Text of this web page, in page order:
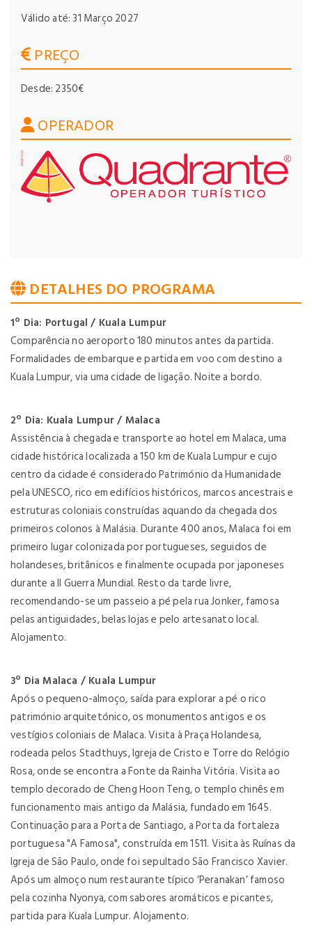
Válido até: 31 Março 2027
PREÇO
Desde: 2350€
OPERADOR
DETALHES DO PROGRAMA
1º Dia: Portugal / Kuala Lumpur
Comparência no aeroporto 180 minutos antes da partida.
Formalidades de embarque e partida em voo com destino a
Kuala Lumpur, via uma cidade de ligação. Noite a bordo.
2º Dia: Kuala Lumpur / Malaca
Assistência à chegada e transporte ao hotel em Malaca, uma
cidade histórica localizada a 150 km de Kuala Lumpur e cujo
centro da cidade é considerado Património da Humanidade
pela UNESCO, rico em edifícios históricos, marcos ancestrais e
estruturas coloniais construídas aquando da chegada dos
primeiros colonos à Malásia. Durante 400 anos, Malaca foi em
primeiro lugar colonizada por portugueses, seguidos de
holandeses, britânicos e finalmente ocupada por japoneses
durante a II Guerra Mundial. Resto da tarde livre,
recomendando-se um passeio a pé pela rua Jonker, famosa
pelas antiguidades, belas lojas e pelo artesanato local.
Alojamento.
3º Dia Malaca / Kuala Lumpur
Após o pequeno-almoço, saída para explorar a pé o rico
património arquitetónico, os monumentos antigos e os
vestígios coloniais de Malaca. Visita à Praça Holandesa,
rodeada pelos Stadthuys, Igreja de Cristo e Torre do Relógio
Rosa, onde se encontra a Fonte da Rainha Vitória. Visita ao
templo decorado de Cheng Hoon Teng, o templo chinês em
funcionamento mais antigo da Malásia, fundado em 1645.
Continuação para a Porta de Santiago, a Porta da fortaleza
portuguesa "A Famosa", construída em 1511. Visita às Ruínas da
Igreja de São Paulo, onde foi sepultado São Francisco Xavier.
Após um almoço num restaurante típico ‘Peranakan’ famoso
pela cozinha Nyonya, com sabores aromáticos e picantes,
partida para Kuala Lumpur. Alojamento.